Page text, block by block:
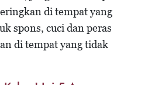
di tempat yang
spons, cuci dan peras
di tempat yang tidak